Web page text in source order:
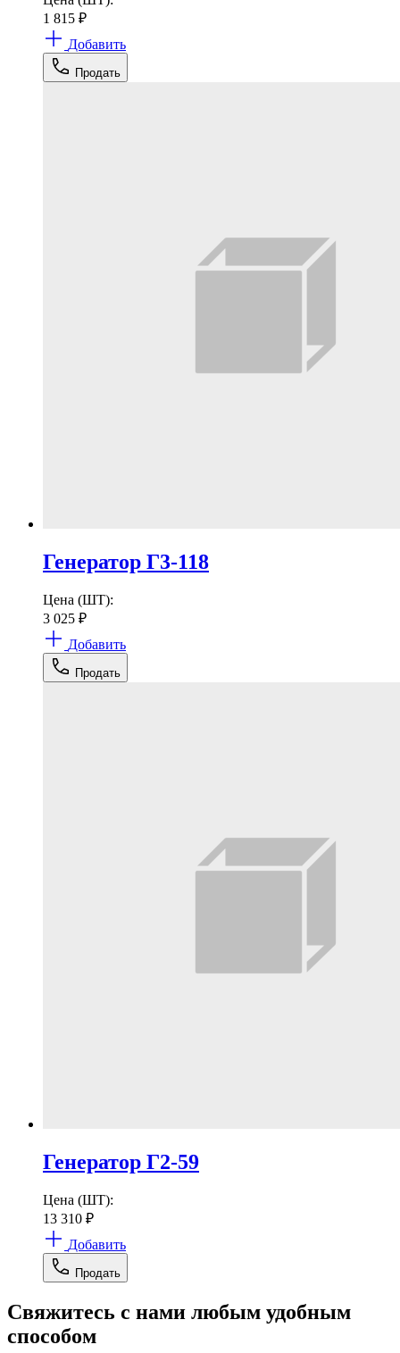
1 815 ₽
Добавить
Продать
Генератор Г3-118
Цена (ШТ):
3 025 ₽
Добавить
Продать
Генератор Г2-59
Цена (ШТ):
13 310 ₽
Добавить
Продать
Свяжитесь с нами любым удобным
способом